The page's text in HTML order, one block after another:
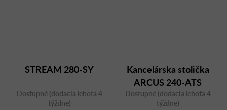
STREAM 280-SY
Dostupné (dodacia lehota 4
týždne)
Kancelárska stolička
ARCUS 240-ATS
Dostupné (dodacia lehota 4
týždne)